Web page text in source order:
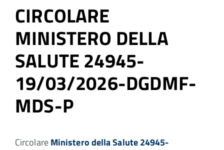
CIRCOLARE
MINISTERO DELLA
SALUTE 24945-
19/03/2026-DGDMF-
MDS-P
CircolareMinistero della Salute 24945-